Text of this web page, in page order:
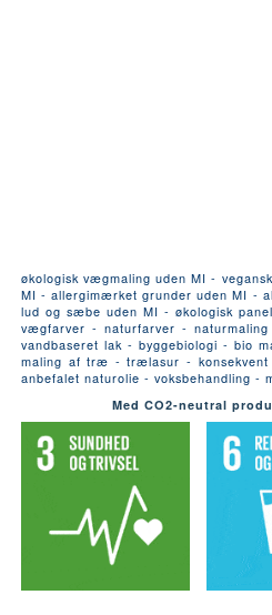
økologisk vægmaling uden MI -
MI - allergimærket grunder uden MI -
lud og sæbe uden MI - økologisk
vægfarver - naturfarver -
vandbaseret lak - byggebiologi - bio
maling af træ - trælasur - konsekvent
anbefalet naturolie - voksbehandling -
Med CO2-neutral